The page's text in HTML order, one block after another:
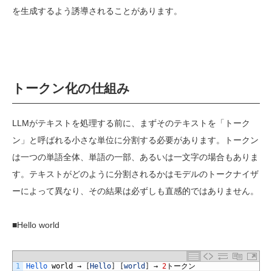
を生成するよう誘導されることがあります。
トークン化の仕組み
LLMがテキストを処理する前に、まずそのテキストを「トーク
ン」と呼ばれる小さな単位に分割する必要があります。トークン
は一つの単語全体、単語の一部、あるいは一文字の場合もありま
す。テキストがどのように分割されるかはモデルのトークナイザ
ーによって異なり、その結果は必ずしも直感的ではありません。
■Hello world
1 Hello world → [Hello] [world ] → 2 トークン